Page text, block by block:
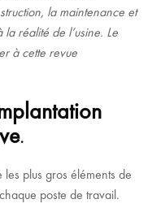
la maintenance et
réalité de l’usine. Le
à cette revue
.
les plus gros éléments de
poste de travail.